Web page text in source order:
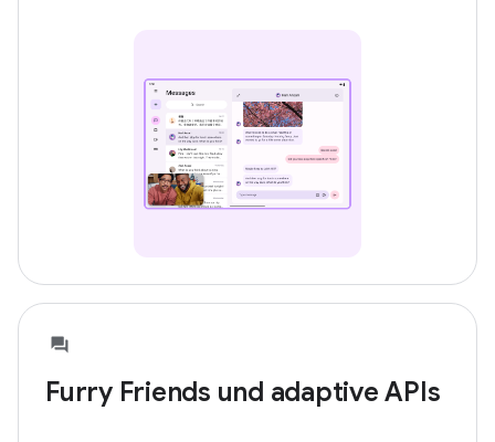
Furry Friends und adaptive APIs